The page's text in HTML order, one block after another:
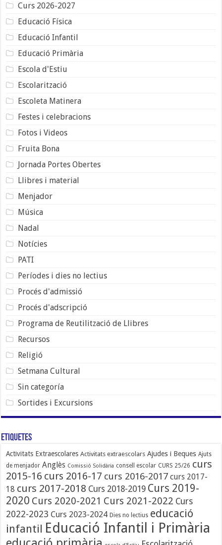
Curs 2026-2027
Educació Física
Educació Infantil
Educació Primària
Escola d'Estiu
Escolarització
Escoleta Matinera
Festes i celebracions
Fotos i Videos
Fruita Bona
Jornada Portes Obertes
Llibres i material
Menjador
Música
Nadal
Notícies
PATI
Períodes i dies no lectius
Procés d'admissió
Procés d'adscripció
Programa de Reutilització de Llibres
Recursos
Religió
Setmana Cultural
Sin categoría
Sortides i Excursions
Etiquetes
Activitats Extraescolares Activitats extraescolars Ajudes i Beques Ajuts
de menjador Anglès Comissió Solidària consell escolar CURS 25/26 curs
2015-16 curs 2016-17 curs 2016-2017 curs 2017-
18 curs 2017-2018 Curs 2018-2019 Curs 2019-
2020 Curs 2020-2021 Curs 2021-2022 Curs
2022-2023 Curs 2023-2024 Dies no lectius educació
infantil Educació Infantil i Primària